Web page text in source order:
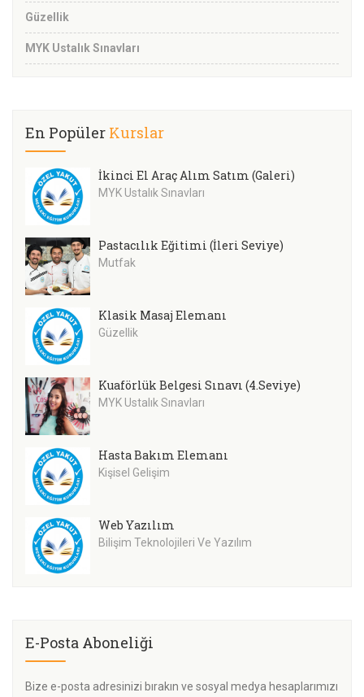
Güzellik
MYK Ustalık Sınavları
En Popüler Kurslar
İkinci El Araç Alım Satım (Galeri)
MYK Ustalık Sınavları
Pastacılık Eğitimi (İleri Seviye)
Mutfak
Klasik Masaj Elemanı
Güzellik
Kuaförlük Belgesi Sınavı (4.Seviye)
MYK Ustalık Sınavları
Hasta Bakım Elemanı
Kişisel Gelişim
Web Yazılım
Bilişim Teknolojileri Ve Yazılım
E-Posta Aboneliği
Bize e-posta adresinizi bırakın ve sosyal medya hesaplarımızı